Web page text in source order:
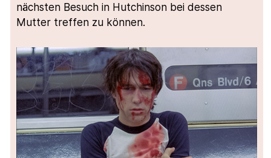
nächsten Besuch in Hutchinson bei dessen
Mutter treffen zu können.